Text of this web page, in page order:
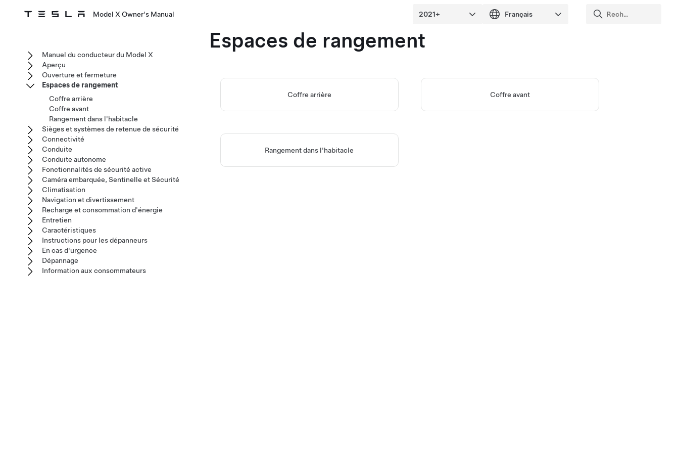
Model X Owner's Manual
Espaces de rangement
Coffre arrière Coffre avant
Rangement dans l'habitacle
Manuel du conducteur du Model X
Aperçu
Ouverture et fermeture
Espaces de rangement
Coffre arrière
Coffre avant
Rangement dans l'habitacle
Sièges et systèmes de retenue de sécurité
Connectivité
Conduite
Conduite autonome
Fonctionnalités de sécurité active
Caméra embarquée, Sentinelle et Sécurité
Climatisation
Navigation et divertissement
Recharge et consommation d'énergie
Entretien
Caractéristiques
Instructions pour les dépanneurs
En cas d'urgence
Dépannage
Information aux consommateurs